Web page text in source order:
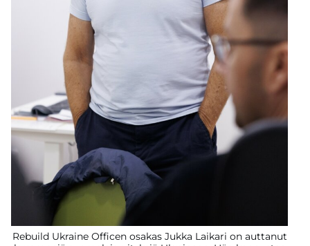
Rebuild Ukraine Officen osakas Jukka Laikari on auttanut